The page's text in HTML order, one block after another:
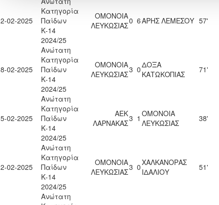
02-2025
Κατηγορία
Παίδων
Κ-14
2024/25
ΟΜΟΝΟΙΑ
ΛΕΥΚΩΣΙΑΣ0 6ΑΡΗΣ ΛΕΜΕΣΟΥ 57'
02-2025
Ανώτατη
Κατηγορία
Παίδων
Κ-14
2024/25
ΟΜΟΝΟΙΑ
ΛΕΥΚΩΣΙΑΣ3 0ΔΟΞΑ
ΚΑΤΩΚΟΠΙΑΣ
71'
02-2025
Ανώτατη
Κατηγορία
Παίδων
Κ-14
2024/25
ΑΕΚ
ΛΑΡΝΑΚΑΣ3 1 ΟΜΟΝΟΙΑ
ΛΕΥΚΩΣΙΑΣ
38'
02-2025
Ανώτατη
Κατηγορία
Παίδων
Κ-14
2024/25
ΟΜΟΝΟΙΑ
ΛΕΥΚΩΣΙΑΣ3 0ΧΑΛΚΑΝΟΡΑΣ
ΙΔΑΛΙΟΥ
51'
Ανώτατη